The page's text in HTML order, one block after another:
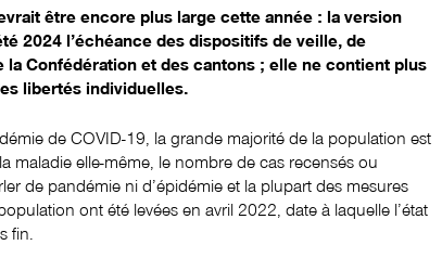
être encore plus large cette année : la version
2024 l’échéance des dispositifs de veille, de
la Confédération et des cantons ; elle ne contient plus
libertés individuelles.
de COVID-19, la grande majorité de la population est
maladie elle-même, le nombre de cas recensés ou
de pandémie ni d’épidémie et la plupart des mesures
ont été levées en avril 2022, date à laquelle l’état
fin.